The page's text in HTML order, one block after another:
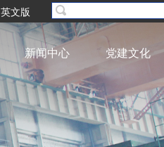
英文版
新闻中心 党建文化